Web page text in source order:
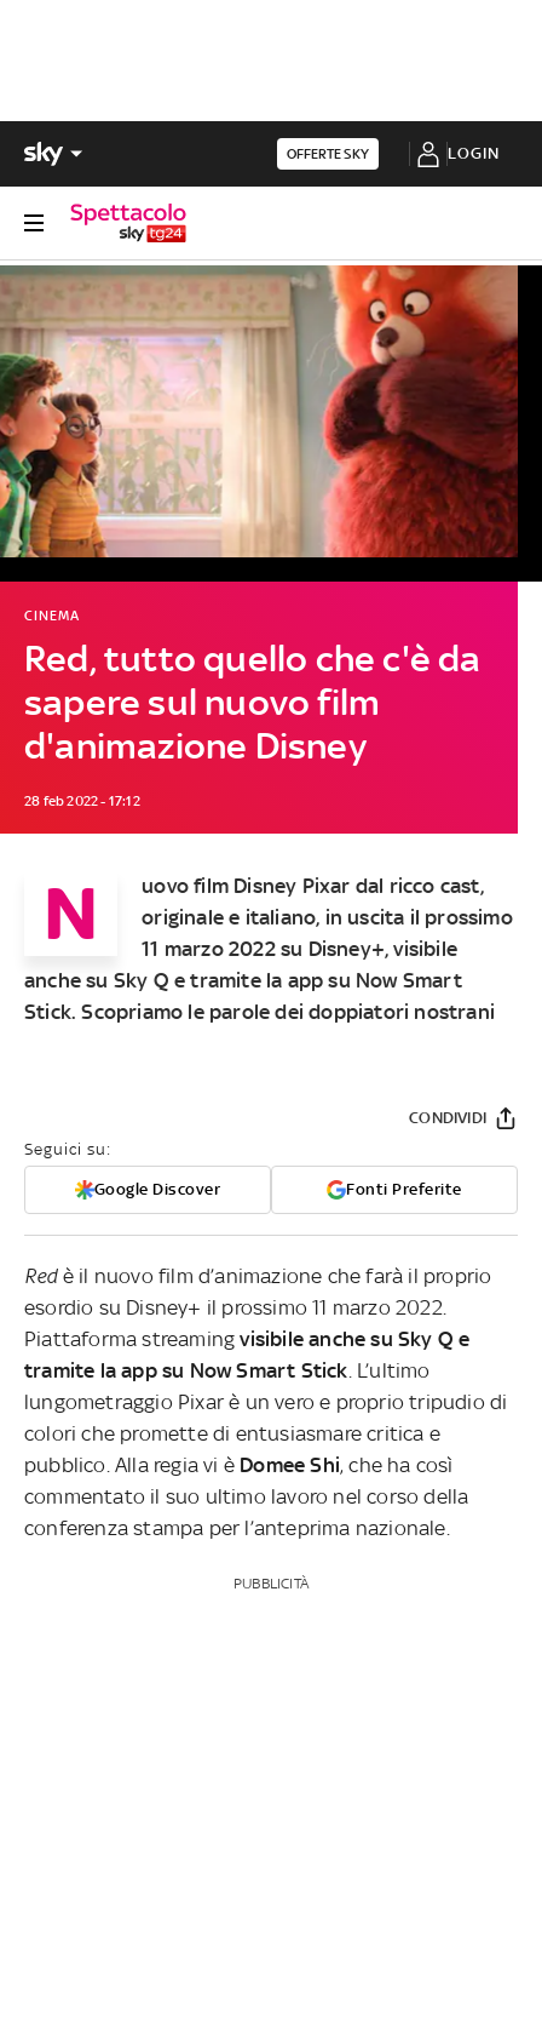
OFFERTE SKY LOGIN
Red, tutto quello che c'è da
sapere sul nuovo film
d'animazione Disney
CINEMA
28 feb 2022 - 17:12
N
uovo film Disney Pixar dal ricco cast,
originale e italiano, in uscita il prossimo
11 marzo 2022 su Disney+, visibile
anche su Sky Q e tramite la app su Now Smart
Stick. Scopriamo le parole dei doppiatori nostrani
Seguici su:
Google Discover Fonti Preferite
CONDIVIDI
Red è il nuovo film d’animazione che farà il proprio
esordio su Disney+ il prossimo 11 marzo 2022.
Piattaforma streamingvisibile anche su Sky Q e
tramite la app su Now Smart Stick . L’ultimo
lungometraggio Pixar è un vero e proprio tripudio di
colori che promette di entusiasmare critica e
pubblico. Alla regia vi è Domee Shi, che ha così
commentato il suo ultimo lavoro nel corso della
conferenza stampa per l’anteprima nazionale.
PUBBLICITÀ